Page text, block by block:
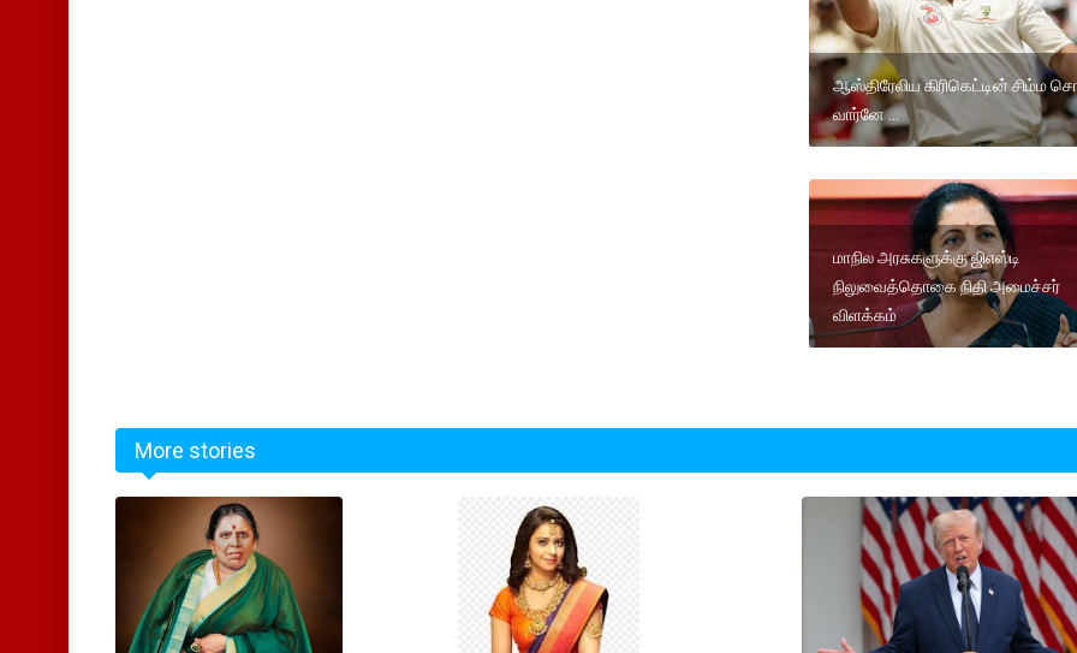
ஆஸ்திரேலிய கிரிகெட்டின் சிம்ம
வார்னே ...
மாநில அரசுகளுக்கு ஜிஎஸ்டி
நிலுவைத்தொகை நிதி அமைச்சர்
விளக்கம்
More stories